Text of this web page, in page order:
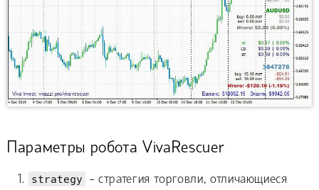
Параметры робота VivaRescuer
strategy
- стратегия торговли, отличающиеся